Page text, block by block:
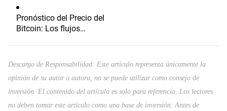
Pronóstico del Precio del
Bitcoin: Los flujos
ETF y la relajación de las
tensiones en Oriente
Medio impulsan el
apetito por el riesgo
Descargo de Responsabilidad: Este artículo representa únicamente la
opinión de su autor o autora, no se puede utilizar como consejo de
inversión. El contenido del artículo es solo para referencia. Los lectores
no deben tomar este artículo como una base de inversión. Antes de